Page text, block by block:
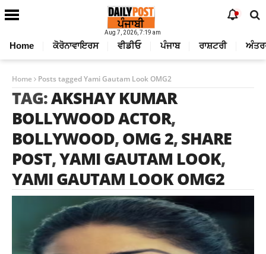
Aug 7, 2026, 7:19 am
Home ਕੋਰੋਨਾਵਾਇਰਸ ਵੀਡੀਓ ਪੰਜਾਬ ਰਾਸ਼ਟਰੀ
Home Posts tagged Yami Gautam Look OMG2
TAG:AKSHAY KUMAR
BOLLYWOOD ACTOR,
BOLLYWOOD,OMG 2,SHARE
POST,YAMI GAUTAM LOOK,
YAMI GAUTAM LOOK OMG2